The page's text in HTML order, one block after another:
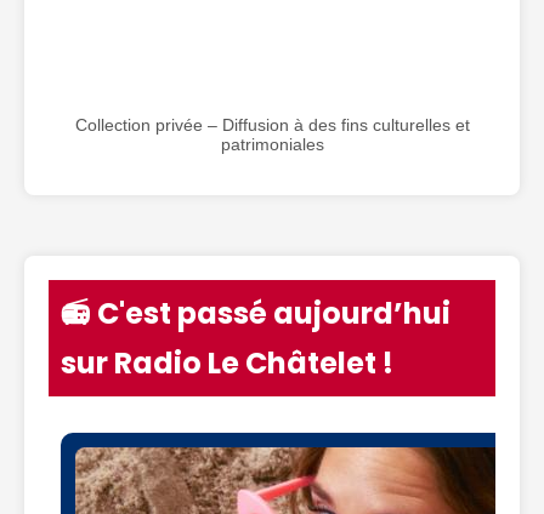
Collection privée – Diffusion à des fins culturelles et
patrimoniales
📻 C'est passé aujourd’hui
sur Radio Le Châtelet !